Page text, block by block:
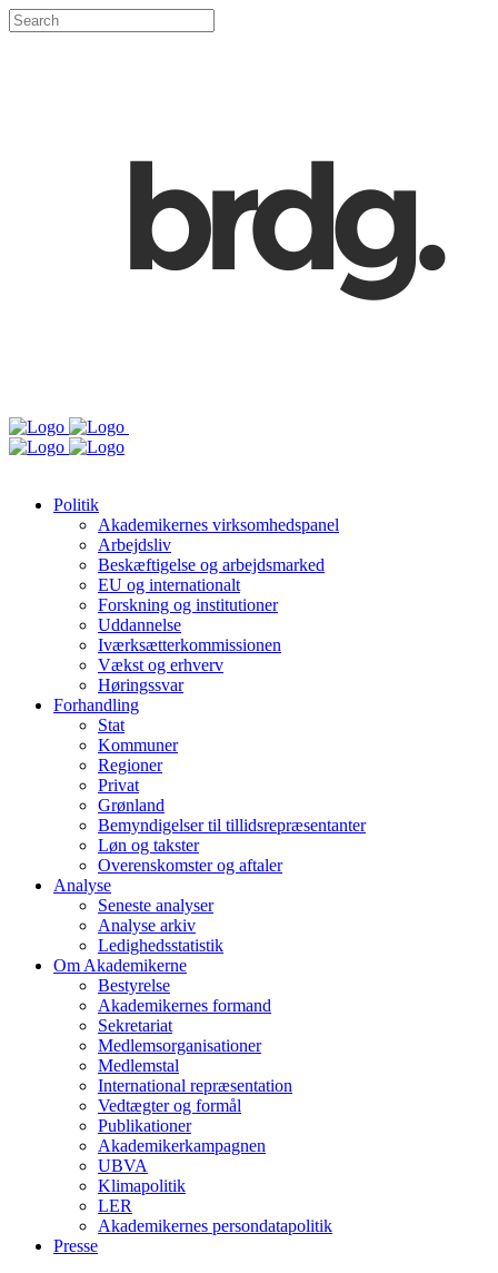
Politik
Akademikernes virksomhedspanel
Arbejdsliv
Beskæftigelse og arbejdsmarked
EU og internationalt
Forskning og institutioner
Uddannelse
Iværksætterkommissionen
Vækst og erhverv
Høringssvar
Forhandling
Stat
Kommuner
Regioner
Privat
Grønland
Bemyndigelser til tillidsrepræsentanter
Løn og takster
Overenskomster og aftaler
Analyse
Seneste analyser
Analyse arkiv
Ledighedsstatistik
Om Akademikerne
Bestyrelse
Akademikernes formand
Sekretariat
Medlemsorganisationer
Medlemstal
International repræsentation
Vedtægter og formål
Publikationer
Akademikerkampagnen
UBVA
Klimapolitik
LER
Akademikernes persondatapolitik
Presse